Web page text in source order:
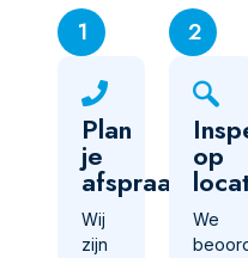
1
Plan
je
afspraak
Wij
zijn
2
op
We